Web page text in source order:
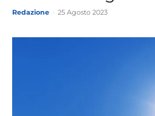
Redazione 25 Agosto 2023